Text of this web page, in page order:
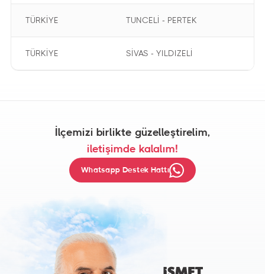
TÜRKİYE TUNCELİ - PERTEK
TÜRKİYE SİVAS - YILDIZELİ
İlçemizi birlikte güzelleştirelim,
iletişimde kalalım!
Whatsapp Destek Hattı